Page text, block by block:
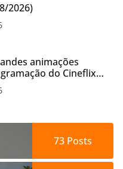
2026)
animações
do Cineflix
73 Posts